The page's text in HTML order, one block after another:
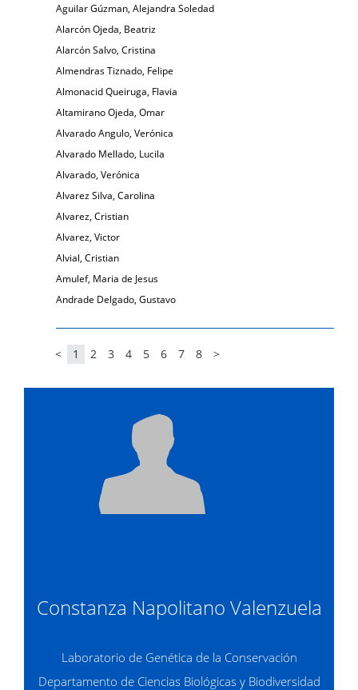
Aguilar Gúzman, Alejandra Soledad
Alarcón Ojeda, Beatriz
Alarcón Salvo, Cristina
Almendras Tiznado, Felipe
Almonacid Queiruga, Flavia
Altamirano Ojeda, Omar
Alvarado Angulo, Verónica
Alvarado Mellado, Lucila
Alvarado, Verónica
Alvarez Silva, Carolina
Alvarez, Cristian
Alvarez, Victor
Alvial, Cristian
Amulef, Maria de Jesus
Andrade Delgado, Gustavo
< 1 2 3 4 5 6 7 8 >
Constanza Napolitano Valenzuela
Laboratorio de Genética de la Conservación
Departamento de Ciencias Biológicas y Biodiversidad